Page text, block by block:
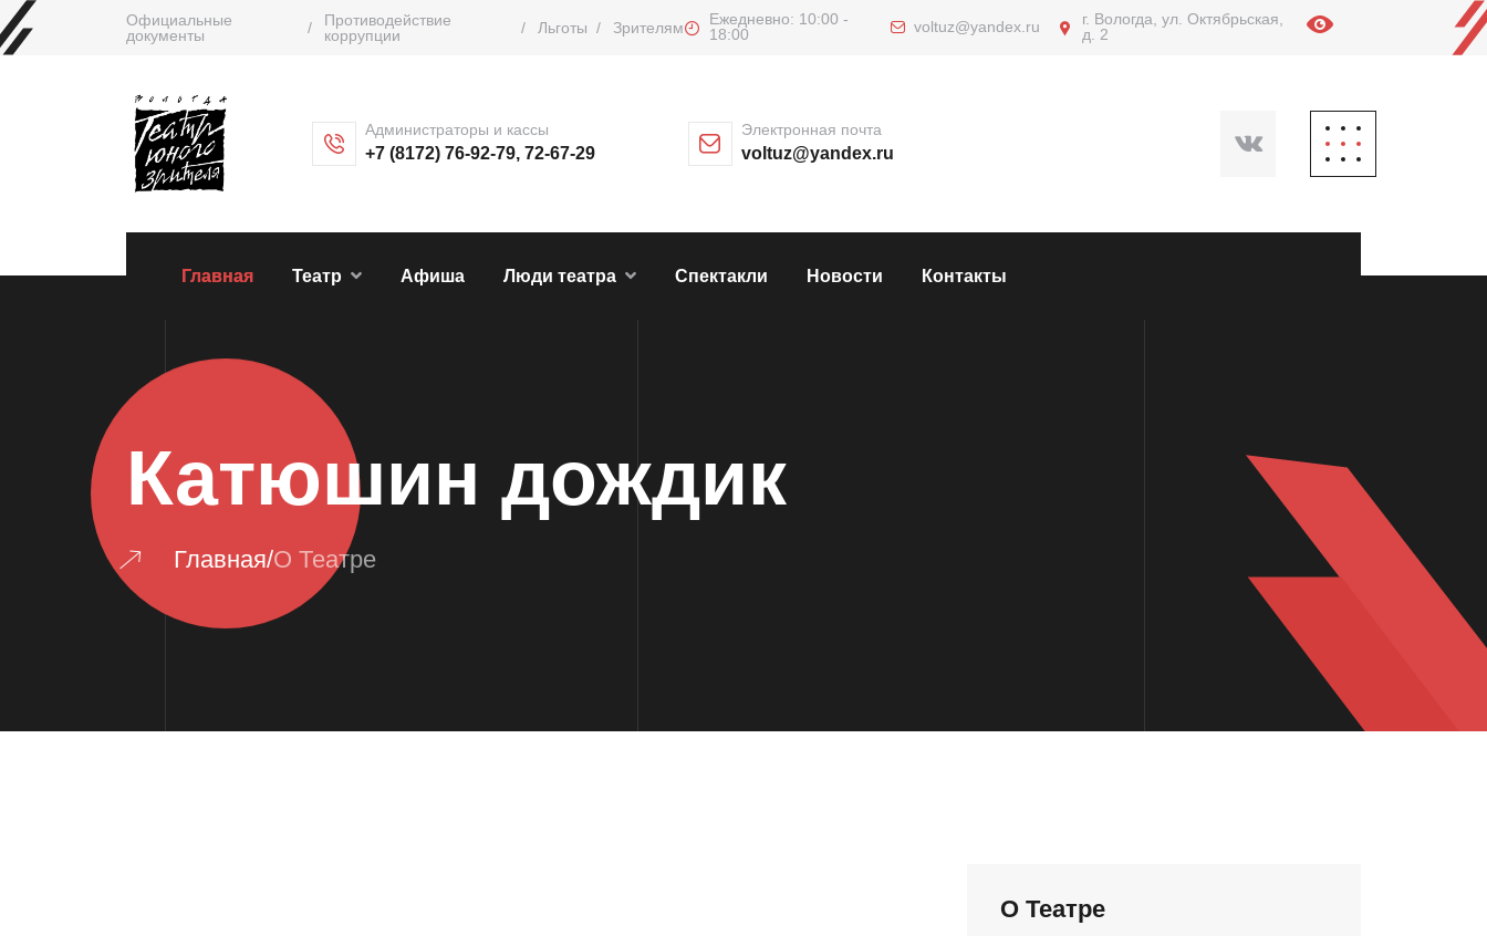
Официальные
документы
/
Противодействие
коррупции
/ Льготы / Зрителям
Ежедневно: 10:00 -
18:00
voltuz@yandex.ru
г. Вологда, ул. Октябрьская,
д. 2
Администраторы и кассы
+7 (8172) 76-92-79, 72-67-29
Электронная почта
voltuz@yandex.ru
Главная Театр Афиша Люди театра Спектакли Новости Контакты
Катюшин дождик
Главная/О Театре
О Театре